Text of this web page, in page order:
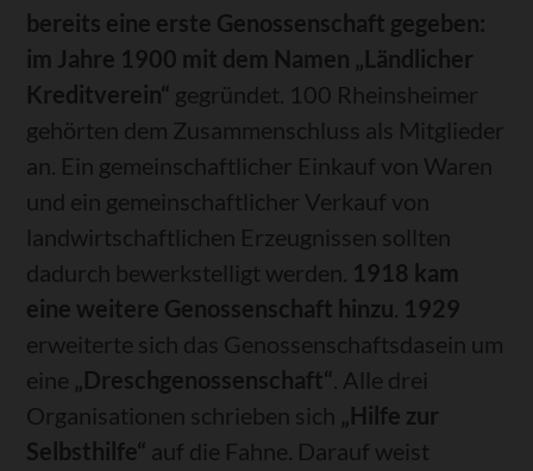
bereits eine erste Genossenschaft gegeben:
im Jahre 1900 mit dem Namen „Ländlicher
Kreditverein“ gegründet. 100 Rheinsheimer
gehörten dem Zusammenschluss als Mitglieder
an. Ein gemeinschaftlicher Einkauf von Waren
und ein gemeinschaftlicher Verkauf von
landwirtschaftlichen Erzeugnissen sollten
dadurch bewerkstelligt werden. 1918 kam
eine weitere Genossenschaft hinzu. 1929
erweiterte sich das Genossenschaftsdasein um
eine „Dreschgenossenschaft“. Alle drei
Organisationen schrieben sich „Hilfe zur
Selbsthilfe“ auf die Fahne. Darauf weist